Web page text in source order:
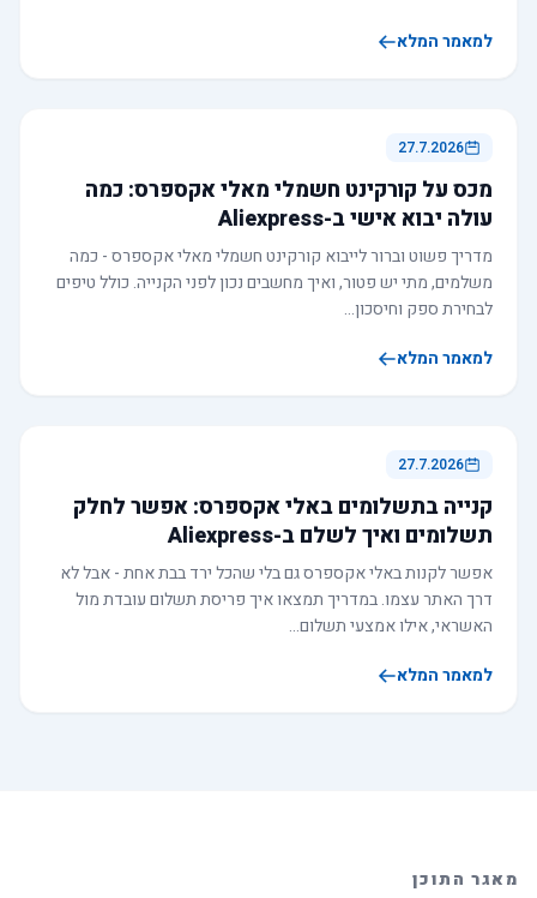
למאמר המלא
27.7.2026
מכס על קורקינט חשמלי מאלי אקספרס: כמה
עולה יבוא אישי ב-Aliexpress
מדריך פשוט וברור לייבוא קורקינט חשמלי מאלי אקספרס - כמה
משלמים, מתי יש פטור, ואיך מחשבים נכון לפני הקנייה. כולל טיפים
לבחירת ספק וחיסכון…
למאמר המלא
27.7.2026
קנייה בתשלומים באלי אקספרס: אפשר לחלק
תשלומים ואיך לשלם ב-Aliexpress
אפשר לקנות באלי אקספרס גם בלי שהכל ירד בבת אחת - אבל לא
דרך האתר עצמו. במדריך תמצאו איך פריסת תשלום עובדת מול
האשראי, אילו אמצעי תשלום…
למאמר המלא
מאגר התוכן